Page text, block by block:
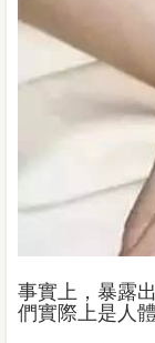
事實上，暴露
們實際上是人